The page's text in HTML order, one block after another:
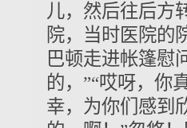
儿，然后往后方
院，当时医院的
巴顿走进帐篷慰
的，”“哎呀，你
幸，为你们感到